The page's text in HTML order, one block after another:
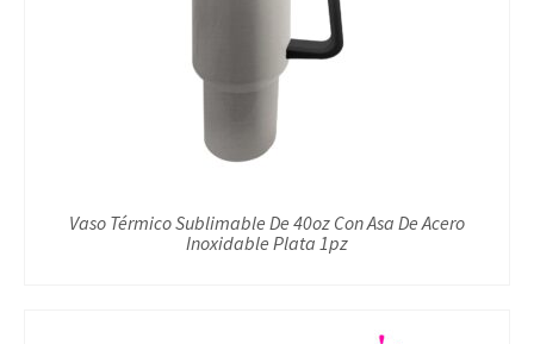
Vaso Térmico Sublimable De 40oz Con Asa De Acero
Inoxidable Plata 1pz